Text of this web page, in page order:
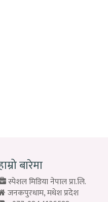
बारेमा
स्पेशल मिडिया नेपाल प्रा.लि.
जनकपुरधाम, मधेश प्रदेश